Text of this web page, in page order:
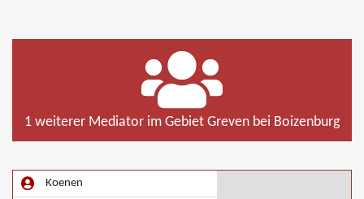
1 weiterer Mediator im Gebiet Greven bei Boizenburg
Koenen